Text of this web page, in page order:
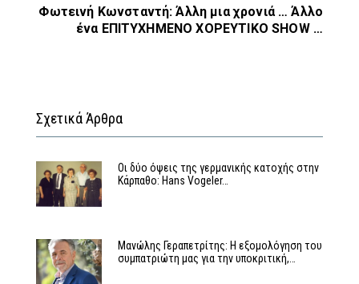
Φωτεινή Κωνσταντή: Άλλη μια χρονιά … Άλλο
ένα ΕΠΙΤΥΧΗΜΕΝΟ ΧΟΡΕΥΤΙΚΟ SHOW …
Σχετικά Άρθρα
Οι δύο όψεις της γερμανικής κατοχής στην
Κάρπαθο: Hans Vogeler…
Μανώλης Γεραπετρίτης: Η εξομολόγηση του
συμπατριώτη μας για την υποκριτική,…